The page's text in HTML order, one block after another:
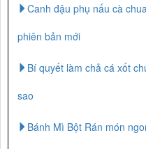
Canh đậu phụ nấu cà
phiên bản mới
Bí quyết làm chả cá xốt
sao
Bánh Mì Bột Rán món